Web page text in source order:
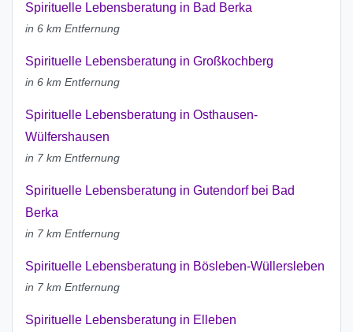
Spirituelle Lebensberatung in Bad Berka
in 6 km Entfernung
Spirituelle Lebensberatung in Großkochberg
in 6 km Entfernung
Spirituelle Lebensberatung in Osthausen-
Wülfershausen
in 7 km Entfernung
Spirituelle Lebensberatung in Gutendorf bei Bad
Berka
in 7 km Entfernung
Spirituelle Lebensberatung in Bösleben-Wüllersleben
in 7 km Entfernung
Spirituelle Lebensberatung in Elleben